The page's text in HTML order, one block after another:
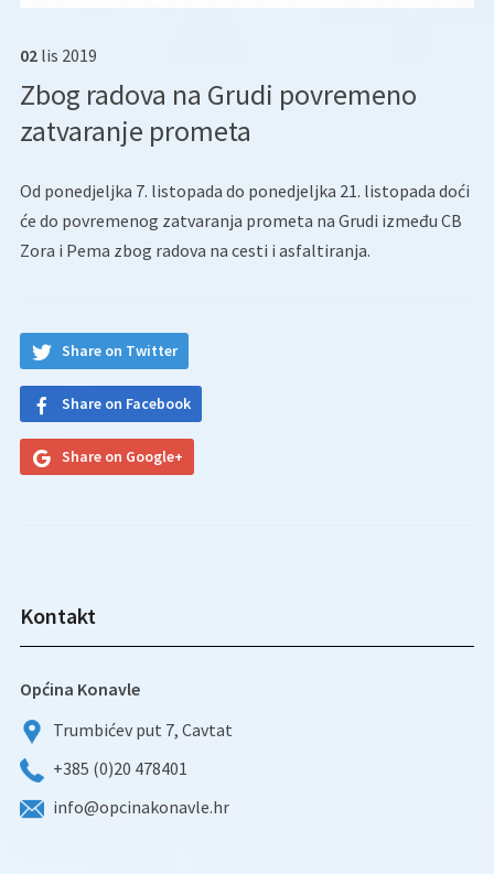
02 lis 2019
Zbog radova na Grudi povremeno
zatvaranje prometa
Od ponedjeljka 7. listopada do ponedjeljka 21. listopada doći
će do povremenog zatvaranja prometa na Grudi između CB
Zora i Pema zbog radova na cesti i asfaltiranja.
Share on Twitter
Share on Facebook
Share on Google+
Kontakt
Općina Konavle
Trumbićev put 7, Cavtat
+385 (0)20 478401
info@opcinakonavle.hr